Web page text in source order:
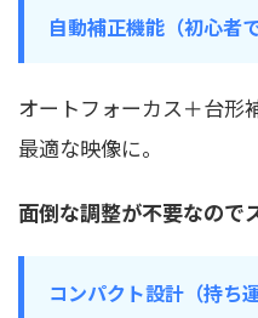
自動補正機能（初心者
オートフォーカス＋台形
最適な映像に。
面倒な調整が不要なので
コンパクト設計（持ち